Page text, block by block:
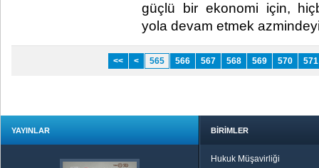
güçlü bir ekonomi için,
yola devam etmek
<< < 565 566 567 568 569 570 571
YAYINLAR BİRİMLER
Hukuk Müşavirliği